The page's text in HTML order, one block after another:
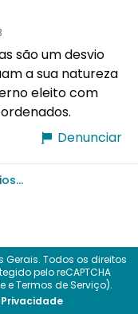
são um desvio
a sua natureza
eleito com
Denunciar
Gerais. Todos os direitos
pelo reCAPTCHA
eTermos de Serviço).